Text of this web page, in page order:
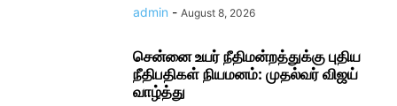
admin - August 8, 2026
சென்னை உயர் நீதிமன்றத்துக்கு புதிய
நீதிபதிகள் நியமனம்: முதல்வர் விஜய்
வாழ்த்து